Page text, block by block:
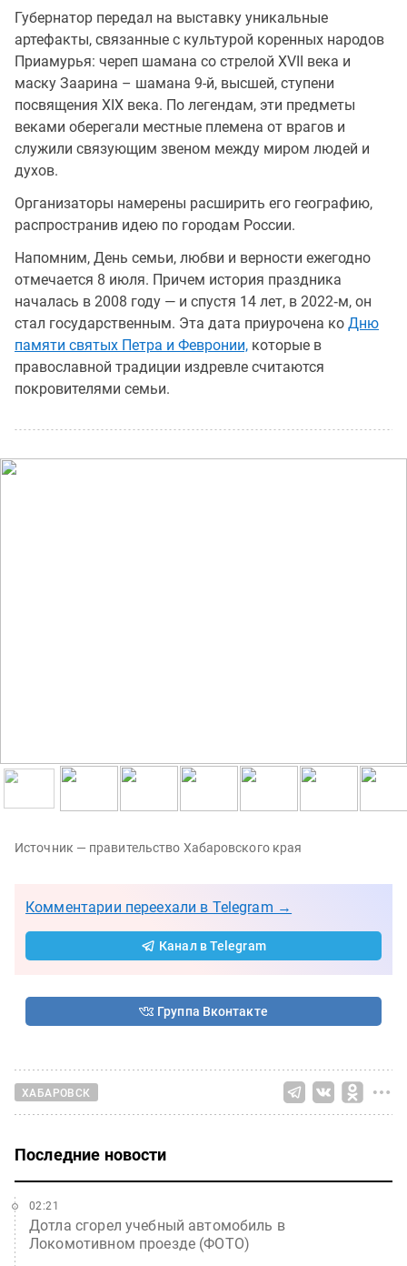
Губернатор передал на выставку уникальные
артефакты, связанные с культурой коренных народов
Приамурья: череп шамана со стрелой XVII века и
маску Заарина – шамана 9-й, высшей, ступени
посвящения XIX века. По легендам, эти предметы
веками оберегали местные племена от врагов и
служили связующим звеном между миром людей и
духов.
Организаторы намерены расширить его географию,
распространив идею по городам России.
Напомним, День семьи, любви и верности ежегодно
отмечается 8 июля. Причем история праздника
началась в 2008 году — и спустя 14 лет, в 2022‑м, он
стал государственным. Эта дата приурочена ко Дню
памяти святых Петра и Февронии, которые в
православной традиции издревле считаются
покровителями семьи.
Источник — правительство Хабаровского края
Комментарии переехали в Telegram →
Канал в Telegram
Группа Вконтакте
ХАБАРОВСК
Последние новости
Дотла сгорел учебный автомобиль в
Локомотивном проезде (ФОТО)
02:21